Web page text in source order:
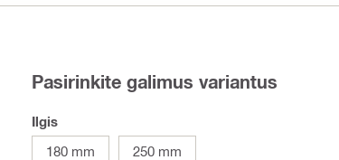
Pasirinkite galimus variantus
Ilgis
180 mm
250 mm